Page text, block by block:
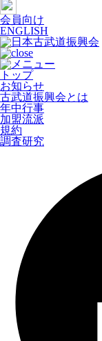
会員向け
ENGLISH
トップ
お知らせ
古武道振興会とは
年中行事
加盟流派
規約
調査研究